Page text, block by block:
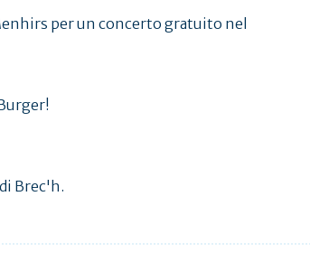
per un concerto gratuito nel
Brec'h.